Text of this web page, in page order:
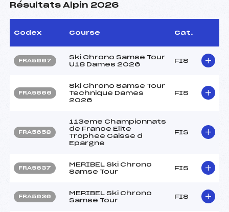
Résultats Alpin 2026
Codex Course Cat.
FRA5667
Ski Chrono Samse Tour
U18 Dames 2026
FIS
FRA5666
Ski Chrono Samse Tour
Technique Dames
2026
FIS
FRA5658
113eme Championnats
de France Elite
Trophee Caisse d
Epargne
FIS
FRA5637
MERIBEL Ski Chrono
Samse Tour
FIS
FRA5636
MERIBEL Ski Chrono
Samse Tour
FIS